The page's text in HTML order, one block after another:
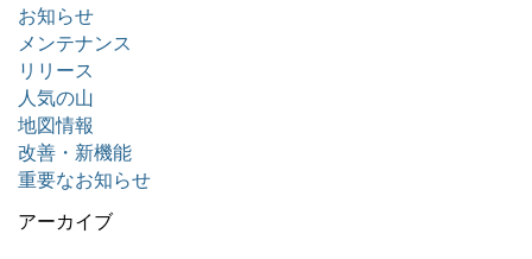
お知らせ
メンテナンス
リリース
人気の山
地図情報
改善・新機能
重要なお知らせ
アーカイブ